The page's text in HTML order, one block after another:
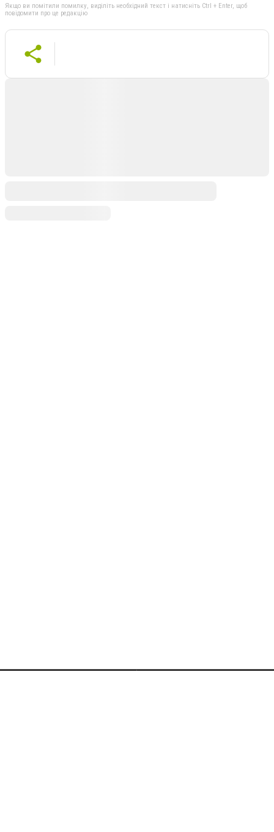
Якщо ви помітили помилку, виділіть необхідний текст і натисніть Ctrl + Enter, щоб
повідомити про це редакцію